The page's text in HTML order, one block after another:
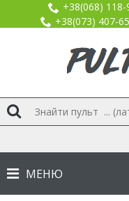
+38(068) 118-
+38(073) 407-
МЕНЮ